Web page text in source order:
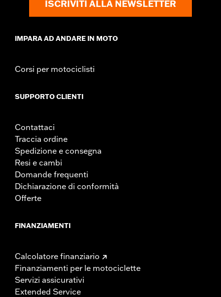
ISCRIVITI ALLA NEWSLETTER
IMPARA AD ANDARE IN MOTO
Corsi per motociclisti
SUPPORTO CLIENTI
Contattaci
Traccia ordine
Spedizione e consegna
Resi e cambi
Domande frequenti
Dichiarazione di conformità
Offerte
FINANZIAMENTI
Calcolatore finanziario
Finanziamenti per le motociclette
Servizi assicurativi
Extended Service